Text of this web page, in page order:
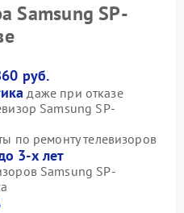
Samsung SP-
руб.
даже при отказе
Samsung SP-
по ремонту телевизоров
3-х лет
Samsung SP-